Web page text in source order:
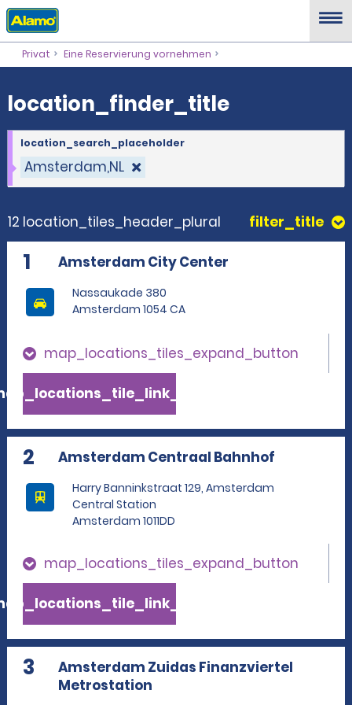
location_finder_title
Privat Eine Reservierung vornehmen
location_finder_title
Amsterdam,NL
location_search_placeholder
12 location_tiles_header_plural filter_title
1 Amsterdam City Center
Nassaukade 380
Amsterdam 1054 CA
map_locations_tiles_expand_button
2 Amsterdam Centraal Bahnhof
Harry Banninkstraat 129, Amsterdam
Central Station
Amsterdam 1011DD
map_locations_tiles_expand_button
3
Amsterdam Zuidas Finanzviertel
Metrostation